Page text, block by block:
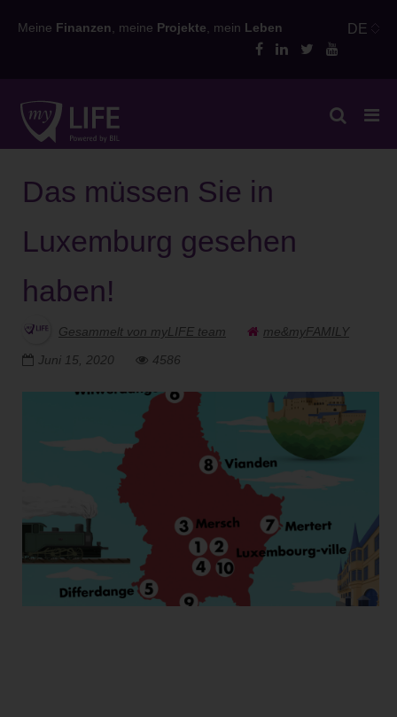
to
Meine Finanzen , meine Projekte , mein Leben DE
Das müssen Sie in
Luxemburg gesehen
haben!
Gesammelt von myLIFE team
me&myFAMILY
Juni 15, 2020
4586